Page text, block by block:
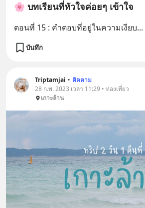
🌸 บทเรียนที่หัวใจค่อยๆ เข้าใจ
ตอนที่ 15 : คำตอบที่อยู่ในความเงียบ...
บันทึก
Triptamjai • ติดตาม
28 ก.พ. 2023 เวลา 11:29 • ท่องเที่ยว
เกาะล้าน